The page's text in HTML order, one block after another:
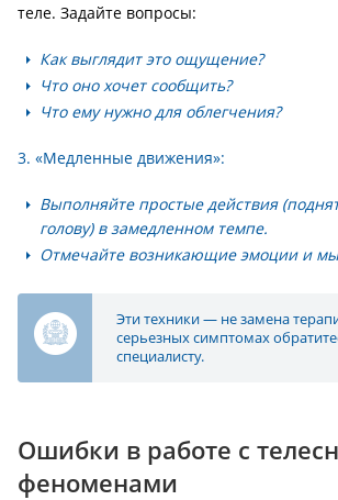
теле. Задайте вопросы:
Как выглядит это ощущение?
Что оно хочет сообщить?
Что ему нужно для облегчения?
3. «Медленные движения»:
Выполняйте простые действия
голову) в замедленном темпе.
Отмечайте возникающие эмоции и
Эти техники — не замена
серьезных симптомах
специалисту.
Ошибки в работе с
феноменами